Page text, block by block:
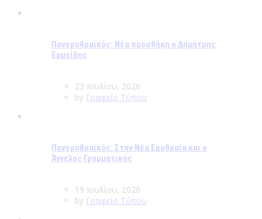
Πανερυθραϊκός: Νέα προσθήκη ο Δημήτρης
Ερμείδης
23 Ιουλίου, 2026
by Γραφείο Τύπου
Πανερυθραϊκός: Στην Νέα Ερυθραία και ο
Άγγελος Γραμματικός
19 Ιουλίου, 2026
by Γραφείο Τύπου